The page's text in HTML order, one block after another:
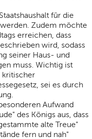
für die
Zudem möchte
erreichen, dass
wird, sodass
seiner Haus- und
muss. Wichtig ist
kritischer
sei es durch
Aufwand
des Königs aus, dass
alte Treue"
fern und nah"